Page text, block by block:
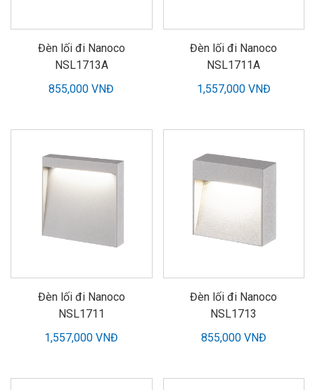
Đèn lối đi Nanoco
NSL1713A
855,000 VNĐ
Đèn lối đi Nanoco
NSL1711A
1,557,000 VNĐ
Đèn lối đi Nanoco
NSL1711
1,557,000 VNĐ
Đèn lối đi Nanoco
NSL1713
855,000 VNĐ